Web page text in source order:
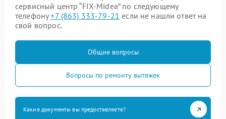
сервисный центр “FIX-Midea” по следующему
телефону+7 (863) 333-79-21 если не нашли ответ на
свой вопрос.
Общие вопросы
Вопросы по ремонту вытяжек
Какие документы вы предоставляете?